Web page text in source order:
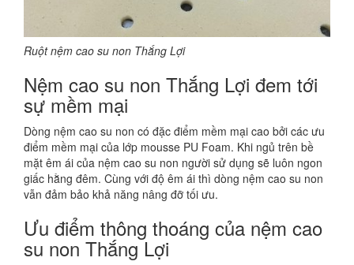
Ruột nệm cao su non Thắng Lợi
Nệm cao su non Thắng Lợi đem tới
sự mềm mại
Dòng nệm cao su non có đặc điểm mềm mại cao bởi các ưu
điểm mềm mại của lớp mousse PU Foam. Khi ngủ trên bề
mặt êm ái của nệm cao su non người sử dụng sẽ luôn ngon
giấc hằng đêm. Cùng với độ êm ái thì dòng nệm cao su non
vẫn đảm bảo khả năng nâng đỡ tối ưu.
Ưu điểm thông thoáng của nệm cao
su non Thắng Lợi